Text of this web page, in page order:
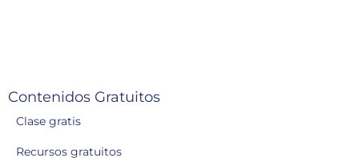
Contenidos Gratuitos
Clase gratis
Recursos gratuitos